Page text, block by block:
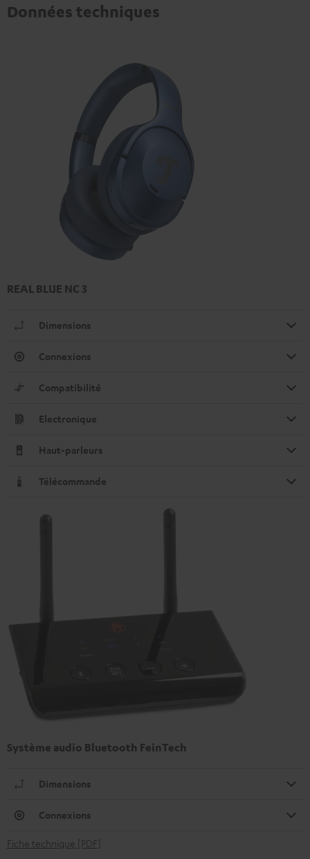
Données techniques
REAL BLUE NC 3
Dimensions
Connexions
Compatibilité
Electronique
Haut-parleurs
Télécommande
Système audio Bluetooth FeinTech
Dimensions
Connexions
Fiche technique [PDF]